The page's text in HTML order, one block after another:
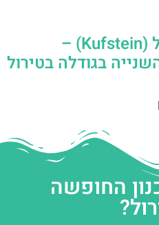
קופשטיין בחבל טירול (Kufstein) –
בגודלה בטירול
החופשה